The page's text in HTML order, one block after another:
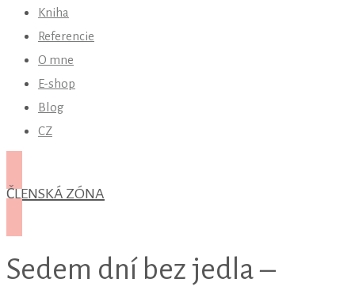
Kniha
Referencie
O mne
E-shop
Blog
CZ
ČLENSKÁ ZÓNA
Sedem dní bez jedla –